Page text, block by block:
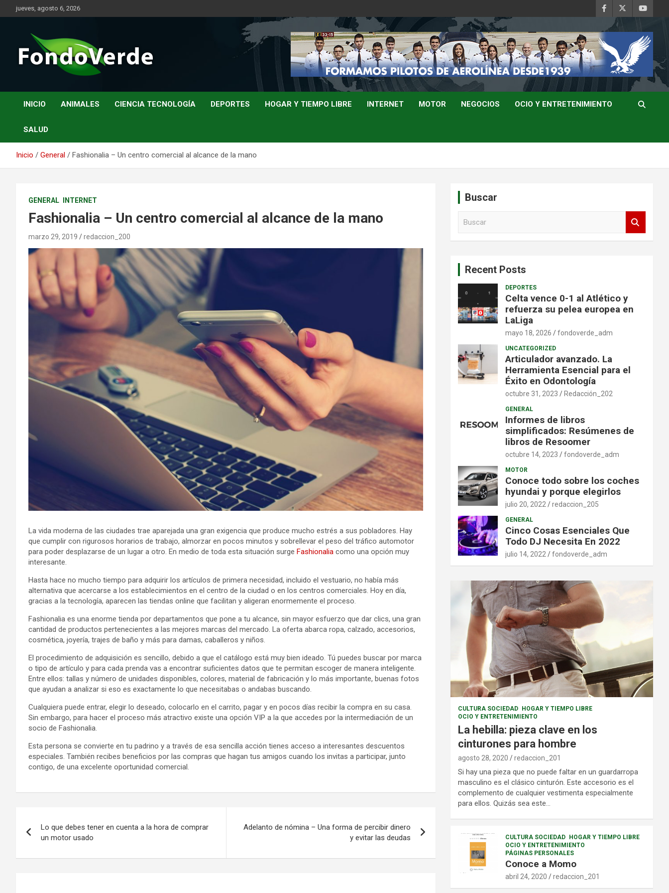
Saltar
al
jueves, agosto 6, 2026
FondoVerde.org.es
INICIO ANIMALES CIENCIA TECNOLOGÍA DEPORTES HOGAR Y TIEMPO LIBRE INTERNET MOTOR NEGOCIOS OCIO Y ENTRETENIMIENTO
SALUD
Inicio General Fashionalia – Un centro comercial al alcance de la mano
GENERAL INTERNET
Fashionalia – Un centro comercial al alcance de la mano
marzo 29, 2019 redaccion_200
La vida moderna de las ciudades trae aparejada una gran exigencia que produce mucho estrés a sus pobladores. Hay
que cumplir con rigurosos horarios de trabajo, almorzar en pocos minutos y sobrellevar el peso del tráfico automotor
para poder desplazarse de un lugar a otro. En medio de toda esta situación surge Fashionalia como una opción muy
interesante.
Hasta hace no mucho tiempo para adquirir los artículos de primera necesidad, incluido el vestuario, no había más
alternativa que acercarse a los establecimientos en el centro de la ciudad o en los centros comerciales. Hoy en día,
gracias a la tecnología, aparecen las tiendas online que facilitan y aligeran enormemente el proceso.
Fashionalia es una enorme tienda por departamentos que pone a tu alcance, sin mayor esfuerzo que dar clics, una gran
cantidad de productos pertenecientes a las mejores marcas del mercado. La oferta abarca ropa, calzado, accesorios,
cosmética, joyería, trajes de baño y más para damas, caballeros y niños.
El procedimiento de adquisición es sencillo, debido a que el catálogo está muy bien ideado. Tú puedes buscar por marca
o tipo de artículo y para cada prenda vas a encontrar suficientes datos que te permitan escoger de manera inteligente.
Entre ellos: tallas y número de unidades disponibles, colores, material de fabricación y lo más importante, buenas fotos
que ayudan a analizar si eso es exactamente lo que necesitabas o andabas buscando.
Cualquiera puede entrar, elegir lo deseado, colocarlo en el carrito, pagar y en pocos días recibir la compra en su casa.
Sin embargo, para hacer el proceso más atractivo existe una opción VIP a la que accedes por la intermediación de un
socio de Fashionalia.
Esta persona se convierte en tu padrino y a través de esa sencilla acción tienes acceso a interesantes descuentos
especiales. También recibes beneficios por las compras que hagan tus amigos cuando los invitas a participar, junto
contigo, de una excelente oportunidad comercial.
de
entradas
Lo que debes tener en cuenta a la hora de comprar
un motor usado
Adelanto de nómina – Una forma de percibir dinero
y evitar las deudas
Buscar
Recent Posts
DEPORTES
Celta vence 0-1 al Atlético y
refuerza su pelea europea en
LaLiga
mayo 18, 2026 fondoverde_adm
UNCATEGORIZED
Articulador avanzado. La
Herramienta Esencial para el
Éxito en Odontología
octubre 31, 2023 Redacción_202
GENERAL
Informes de libros
simplificados: Resúmenes de
libros de Resoomer
octubre 14, 2023 fondoverde_adm
MOTOR
Conoce todo sobre los coches
hyundai y porque elegirlos
julio 20, 2022 redaccion_205
GENERAL
Cinco Cosas Esenciales Que
Todo DJ Necesita En 2022
julio 14, 2022 fondoverde_adm
CULTURA SOCIEDAD
HOGAR Y TIEMPO LIBRE
OCIO Y ENTRETENIMIENTO
La hebilla: pieza clave en los
cinturones para hombre
agosto 28, 2020 redaccion_201
Si hay una pieza que no puede faltar en un guardarropa
masculino es el clásico cinturón. Este accesorio es el
complemento de cualquier vestimenta especialmente
para ellos. Quizás sea este…
CULTURA SOCIEDAD
HOGAR Y TIEMPO LIBRE
OCIO Y ENTRETENIMIENTO
PÁGINAS PERSONALES
Conoce a Momo
abril 24, 2020 redaccion_201